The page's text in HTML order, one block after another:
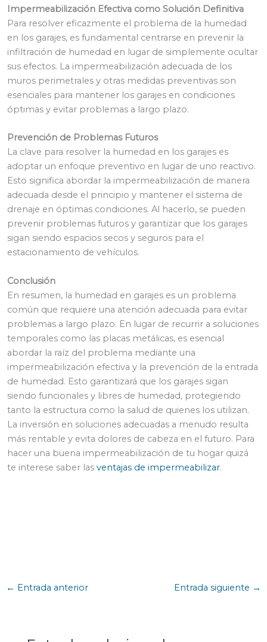
Impermeabilización Efectiva como Solución Definitiva
Para resolver eficazmente el problema de la humedad
en los garajes, es fundamental centrarse en prevenir la
infiltración de humedad en lugar de simplemente ocultar
sus efectos. La impermeabilización adecuada de los
muros perimetrales y otras medidas preventivas son
esenciales para mantener los garajes en condiciones
óptimas y evitar problemas a largo plazo.
Prevención de Problemas Futuros
La clave para resolver la humedad en los garajes es
adoptar un enfoque preventivo en lugar de uno reactivo.
Esto significa abordar la impermeabilización de manera
adecuada desde el principio y mantener el sistema de
drenaje en óptimas condiciones. Al hacerlo, se pueden
prevenir problemas futuros y garantizar que los garajes
sigan siendo espacios secos y seguros para el
estacionamiento de vehículos.
Conclusión
En resumen, la humedad en garajes es un problema
común que requiere una atención adecuada para evitar
problemas a largo plazo. En lugar de recurrir a soluciones
temporales como las placas metálicas, es esencial
abordar la raíz del problema mediante una
impermeabilización efectiva y la prevención de la entrada
de humedad. Esto garantizará que los garajes sigan
siendo funcionales y libres de humedad, protegiendo
tanto la estructura como la salud de quienes los utilizan.
La inversión en soluciones adecuadas a menudo resulta
más rentable y evita dolores de cabeza en el futuro. Para
hacer una buena impermeabilización de tu hogar quizá
te interese saber lasventajas de impermeabilizar.
← Entrada anterior Entrada siguiente →